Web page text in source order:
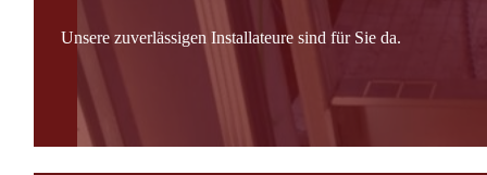
Unsere zuverlässigen Installateure sind für Sie da.